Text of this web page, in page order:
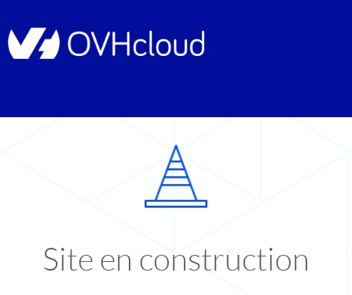
Site en construction